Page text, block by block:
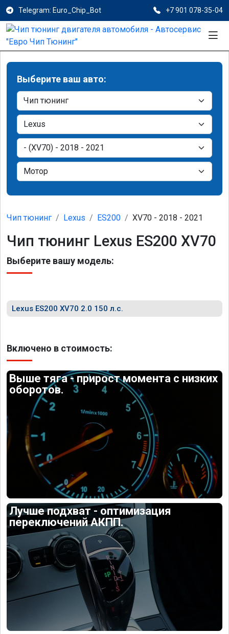
Telegram: Euro_Chip_Bot +7 901 078-35-04
Выберите ваш авто:
Чип тюнинг Lexus ES200 XV70 - 2018 - 2021
Чип тюнинг Lexus ES200 XV70
Выберите вашу модель:
Lexus ES200 XV70 2.0 150 л.с.
Включено в стоимость:
Выше тяга - прирост момента с низких
оборотов.
Лучше подхват - оптимизация
переключений АКПП.